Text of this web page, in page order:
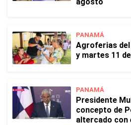
PANAMÁ
Agroferias del
y martes 11
PANAMÁ
Presidente
concepto de
altercado con